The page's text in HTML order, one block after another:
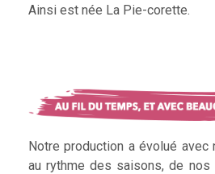
Ainsi est née La Pie-corette.
Notre production a évolué
au rythme des saisons, de